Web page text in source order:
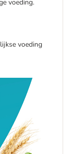
voeding.
voeding